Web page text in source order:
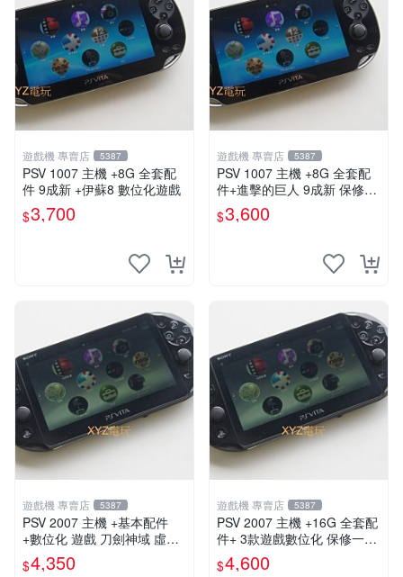
遊戲機 專賣店 5387
PSV 1007 主機 +8G 全套配
件 9成新 +伊蘇8 數位化遊戲
$3,700
遊戲機 專賣店 5387
PSV 1007 主機 +8G 全套配
件+進擊的巨人 9成新 保修一
年 品質有保障
$3,600
遊戲機 專賣店 5387
PSV 2007 主機 +基本配件
+數位化 遊戲 刀劍神域 虛空
幻界 保修一年
$4,350
遊戲機 專賣店 5387
PSV 2007 主機 +16G 全套配
件+ 3款遊戲數位化 保修一年
品質有保障
$4,600